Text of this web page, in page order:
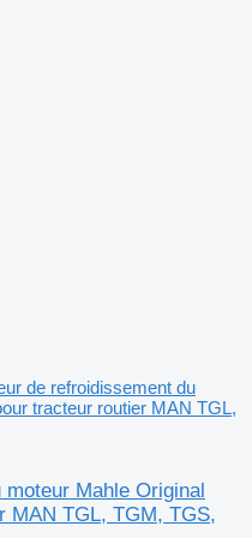
de refroidissement du
tracteur routier MAN TGL,
Mahle Original
MAN TGL, TGM, TGS,